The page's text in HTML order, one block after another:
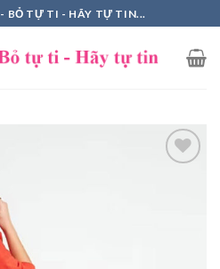
BỎ TỰ TI - HÃY TỰ TIN...